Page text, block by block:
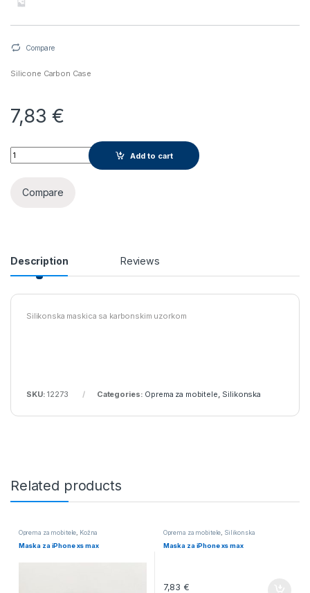
Compare
Silicone Carbon Case
7,83€
Maska za Samsung note 10+ quantityAdd to cart
Compare
Description Reviews
Silikonska maskica sa karbonskim uzorkom
SKU:12273 Categories: Oprema za mobitele Silikonska
Related products
Oprema za mobitele Kožna
Maska za iPhone xs max
Oprema za mobitele Silikonska
Maska za iPhone xs max
7,83 €